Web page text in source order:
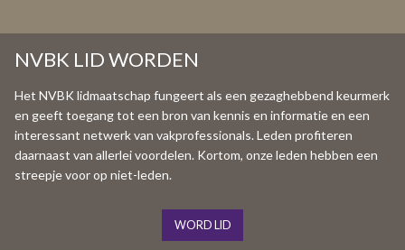
NVBK LID WORDEN
Het NVBK lidmaatschap fungeert als een gezaghebbend keurmerk
en geeft toegang tot een bron van kennis en informatie en een
interessant netwerk van vakprofessionals. Leden profiteren
daarnaast van allerlei voordelen. Kortom, onze leden hebben een
streepje voor op niet-leden.
WORD LID